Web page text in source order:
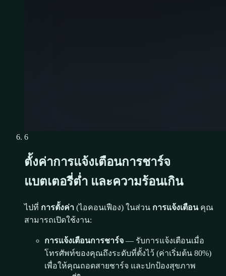
6
ตั้งค่าการแจ้งเตือนการชาร์จ
แบตเตอรี่ต่ำ และความร้อนเกิน
ไปที่ การตั้งค่า (ไอคอนเฟือง) ในส่วน การแจ้งเตือน คุณ
สามารถเปิดใช้งาน:
การแจ้งเตือนการชาร์จ — รับการแจ้งเตือนเมื่อ
โทรศัพท์ของคุณถึงระดับที่ตั้งไว้ (ค่าเริ่มต้น 80%)
เพื่อให้คุณถอดสายชาร์จ และปกป้องสุขภาพ